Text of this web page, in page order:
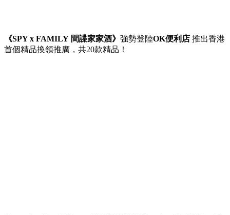
《SPY x FAMILY 間諜家家酒》 強勢登陸OK便利店 推出香港
首個精品換領推廣，共20款精品！